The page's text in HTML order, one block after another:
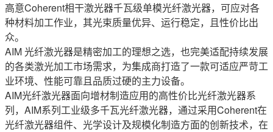
高意Coherent相干激光器千瓦级单模光纤激光器，可应对各
种材料加工作业，其光束质量优异、运行稳定，且性价比出
众。
AIM 光纤激光器是精密加工的理想之选，也完美适配持续发展
的各类激光加工市场需求，为集成商打造了一款可适应严苛工
业环境、性能可靠且品质过硬的主力设备。
AIM光纤激光器面向增材制造应用的高性价比光纤激光器系
列，AIM系列工业级多千瓦光纤激光器，通过采用Coherent在
光纤激光器组件、光学设计及规模化制造方面的创新技术，在